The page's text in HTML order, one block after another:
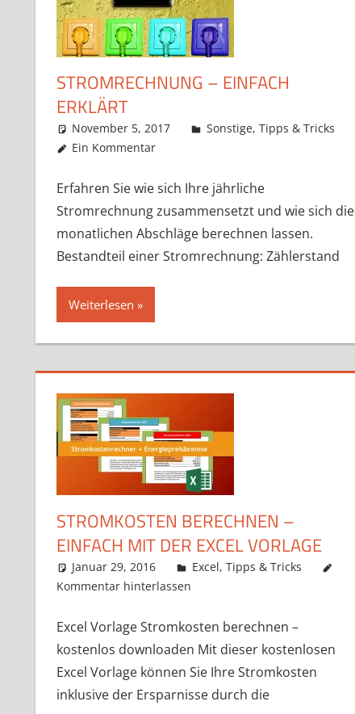
STROMRECHNUNG – EINFACH
ERKLÄRT
November 5, 2017 k-o-v
Sonstige, Tipps & Tricks
Ein Kommentar
Erfahren Sie wie sich Ihre jährliche
Stromrechnung zusammensetzt und wie sich die
monatlichen Abschläge berechnen lassen.
Bestandteil einer Stromrechnung: Zählerstand
Weiterlesen
STROMKOSTEN BERECHNEN –
EINFACH MIT DER EXCEL VORLAGE
Januar 29, 2016 k-o-v
Excel, Tipps & Tricks
Kommentar hinterlassen
Excel Vorlage Stromkosten berechnen –
kostenlos downloaden Mit dieser kostenlosen
Excel Vorlage können Sie Ihre Stromkosten
inklusive der Ersparnisse durch die